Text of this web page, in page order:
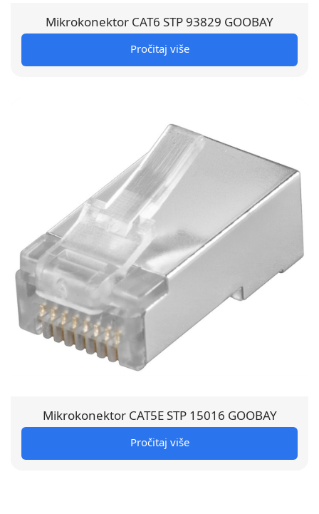
Mikrokonektor CAT6 STP 93829 GOOBAY
Pročitaj više
Mikrokonektor CAT5E STP 15016 GOOBAY
Pročitaj više